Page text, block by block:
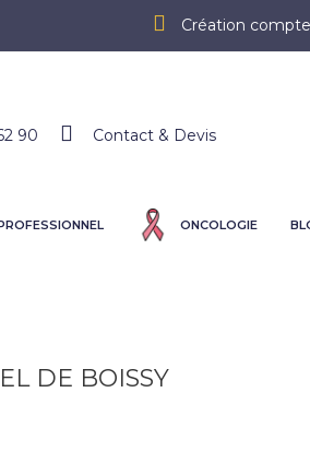
Création
90 Contact & Devis
ONCOLOGIE
DE BOISSY